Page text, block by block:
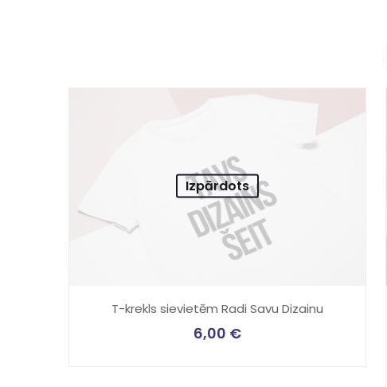
Izpārdots
T-krekls sievietēm Radi Savu Dizainu
6,00 €